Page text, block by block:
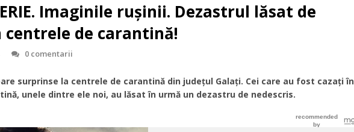
Imaginile rușinii. Dezastrul lăsat de
de carantină!
0 comentarii
surprinse la centrele de carantină din județul Galaţi. Cei care au fost cazaţi în
unele dintre ele noi, au lăsat în urmă un dezastru de nedescris.